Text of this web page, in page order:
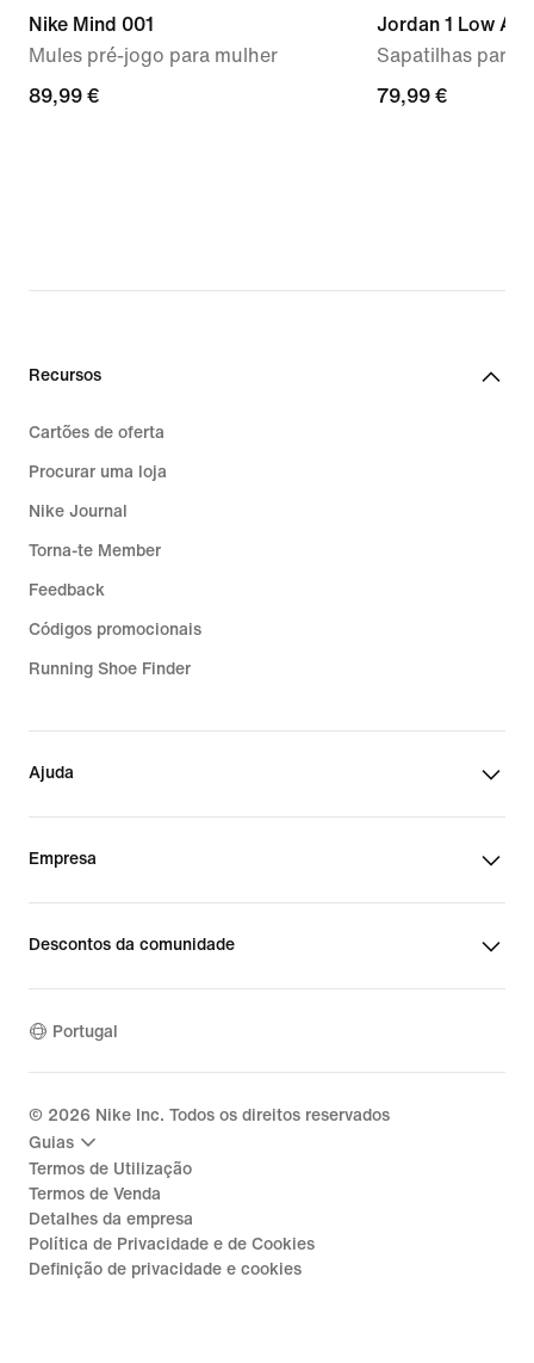
Nike Mind 001
Mules pré-jogo para mulher
89,99
89,99 €
Jordan 1 Low Alt
Sapatilhas para
79,99
79,99 €
Recursos
Cartões de oferta
Procurar uma loja
Nike Journal
Torna-te Member
Feedback
Códigos promocionais
Running Shoe Finder
Ajuda
Empresa
Descontos da comunidade
Portugal
© 2026 Nike Inc. Todos os direitos reservados
Guias
Termos de Utilização
Termos de Venda
Detalhes da empresa
Política de Privacidade e de Cookies
Definição de privacidade e cookies